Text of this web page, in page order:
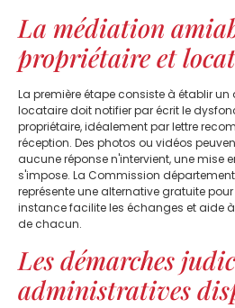
La médiation
propriétaire et
La première étape consiste à établir
locataire doit notifier par écrit le
propriétaire, idéalement par lettre
réception. Des photos ou vidéos
aucune réponse n'intervient, une mise
s'impose. La Commission
représente une alternative gratuite
instance facilite les échanges et aide
de chacun.
Les démarches
administratives